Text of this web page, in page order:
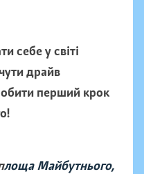
себе у світі
драйв
перший крок
лоща Майбутнього,